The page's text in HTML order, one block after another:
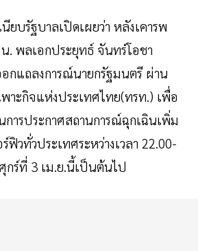
นียบรัฐบาลเปิดเผยว่า หลังเคารพ
น. พลเอกประยุทธ์ จันทร์โอชา
กแถลงการณ์นายกรัฐมนตรี ผ่าน
าะกิจแห่งประเทศไทย(ทรท.) เพื่อ
การประกาศสถานการณ์ฉุกเฉินเพิ่ม
ฟิวทั่วประเทศระหว่างเวลา 22.00-
กร์ที่ 3 เม.ย.นี้เป็นต้นไป